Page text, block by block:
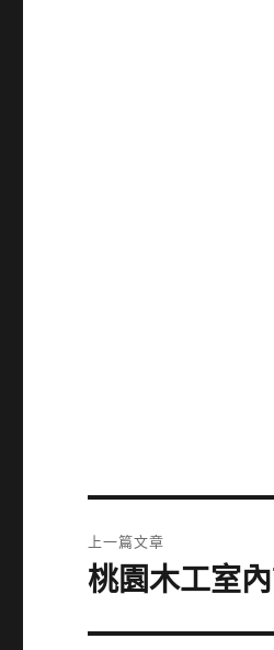
章
上一篇文章
上
篇
桃園木工室